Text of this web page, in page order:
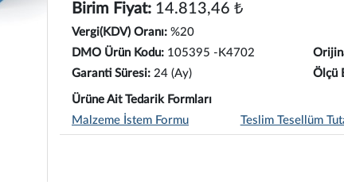
Birim Fiyat: 14.813,46 ₺
Vergi(KDV) Oranı: %20
DMO Ürün Kodu: 105395 -K4702
Garanti Süresi: 24 (Ay) Ölçü
Ürüne Ait Tedarik Formları
Malzeme İstem Formu
Teslim Tesellüm